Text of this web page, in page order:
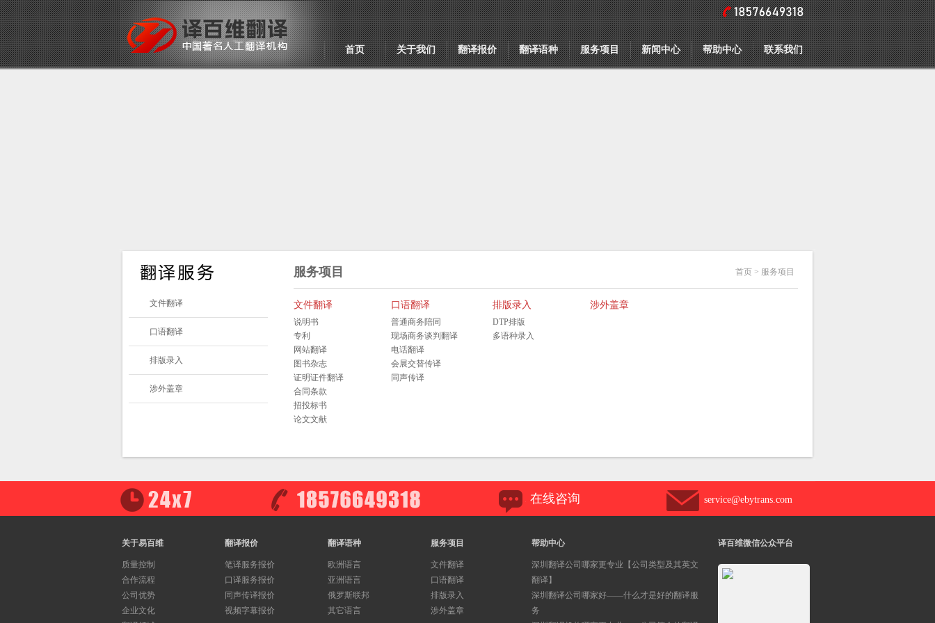
首页 关于我们 翻译报价 翻译语种 服务项目 新闻中心 帮助中心 联系我们
文件翻译
口语翻译
排版录入
涉外盖章
服务项目 首页 > 服务项目
文件翻译
说明书
专利
网站翻译
图书杂志
证明证件翻译
合同条款
招投标书
论文文献
口语翻译
普通商务陪同
现场商务谈判翻译
电话翻译
会展交替传译
同声传译
排版录入
DTP排版
多语种录入
涉外盖章
在线咨询 service@ebytrans.com
关于易百维
质量控制
合作流程
公司优势
企业文化
翻译报价
笔译服务报价
口译服务报价
同声传译报价
视频字幕报价
翻译语种
欧洲语言
亚洲语言
俄罗斯联邦
其它语言
服务项目
文件翻译
口语翻译
排版录入
涉外盖章
帮助中心
深圳翻译公司哪家更专业【公司类型及其英文
翻译】
深圳翻译公司哪家好——什么才是好的翻译服
务
译百维微信公众平台